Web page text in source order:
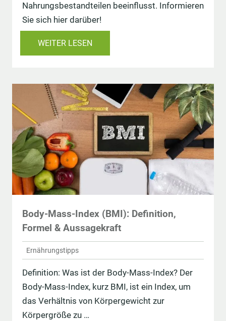
Nahrungsbestandteilen beeinflusst. Informieren
Sie sich hier darüber!
WEITER LESEN
Body-Mass-Index (BMI): Definition,
Formel & Aussagekraft
Ernährungstipps
Definition: Was ist der Body-Mass-Index? Der
Body-Mass-Index, kurz BMI, ist ein Index, um
das Verhältnis von Körpergewicht zur
Körpergröße zu …